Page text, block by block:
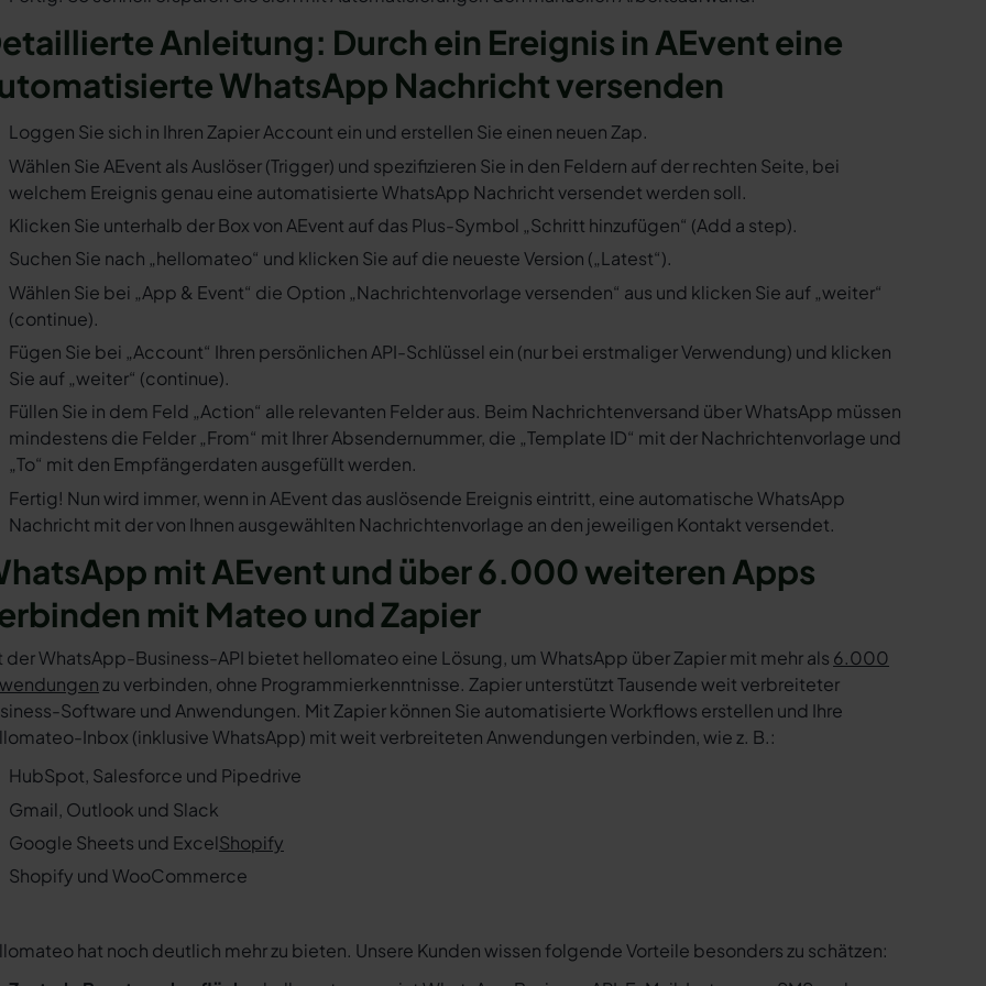
Anleitung: Durch ein Ereignis in AEvent eine
WhatsApp Nachricht versenden
Loggen Sie sich in Ihren Zapier Account ein und erstellen Sie einen neuen Zap.
Wählen Sie AEvent als Auslöser (Trigger) und spezifizieren Sie in den Feldern auf der rechten Seite, bei
welchem Ereignis genau eine automatisierte WhatsApp Nachricht versendet werden soll.
Klicken Sie unterhalb der Box von AEvent auf das Plus-Symbol „Schritt hinzufügen“ (Add a step).
Suchen Sie nach „hellomateo“ und klicken Sie auf die neueste Version („Latest“).
Wählen Sie bei „App & Event“ die Option „Nachrichtenvorlage versenden“ aus und klicken Sie auf „weiter“
(continue).
Fügen Sie bei „Account“ Ihren persönlichen API-Schlüssel ein (nur bei erstmaliger Verwendung) und klicken
Sie auf „weiter“ (continue).
Füllen Sie in dem Feld „Action“ alle relevanten Felder aus. Beim Nachrichtenversand über WhatsApp müssen
mindestens die Felder „From“ mit Ihrer Absendernummer, die „Template ID“ mit der Nachrichtenvorlage und
„To“ mit den Empfängerdaten ausgefüllt werden.
Fertig! Nun wird immer, wenn in AEvent das auslösende Ereignis eintritt, eine automatische WhatsApp
Nachricht mit der von Ihnen ausgewählten Nachrichtenvorlage an den jeweiligen Kontakt versendet.
mit AEvent und über 6.000 weiteren Apps
mit Mateo und Zapier
der WhatsApp-Business-API bietet hellomateo eine Lösung, um WhatsApp über Zapier mit mehr als 6.000
zu verbinden, ohne Programmierkenntnisse. Zapier unterstützt Tausende weit verbreiteter
Software und Anwendungen. Mit Zapier können Sie automatisierte Workflows erstellen und Ihre
Inbox (inklusive WhatsApp) mit weit verbreiteten Anwendungen verbinden, wie z. B.:
HubSpot, Salesforce und Pipedrive
Gmail, Outlook und Slack
Google Sheets und ExcelShopify
Shopify und WooCommerce
hat noch deutlich mehr zu bieten. Unsere Kunden wissen folgende Vorteile besonders zu schätzen: